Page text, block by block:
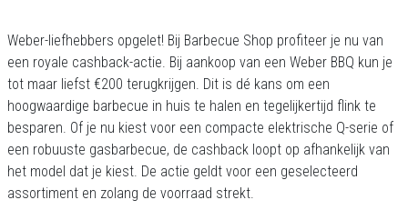
Weber-liefhebbers opgelet! Bij Barbecue Shop profiteer je nu van
een royale cashback-actie. Bij aankoop van een Weber BBQ kun je
tot maar liefst €200 terugkrijgen. Dit is dé kans om een
hoogwaardige barbecue in huis te halen en tegelijkertijd flink te
besparen. Of je nu kiest voor een compacte elektrische Q-serie of
een robuuste gasbarbecue, de cashback loopt op afhankelijk van
het model dat je kiest. De actie geldt voor een geselecteerd
assortiment en zolang de voorraad strekt.